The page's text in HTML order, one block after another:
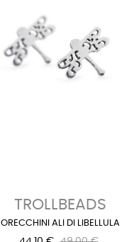
TROLLBEADS
ORECCHINI ALI DI LIBELLULA